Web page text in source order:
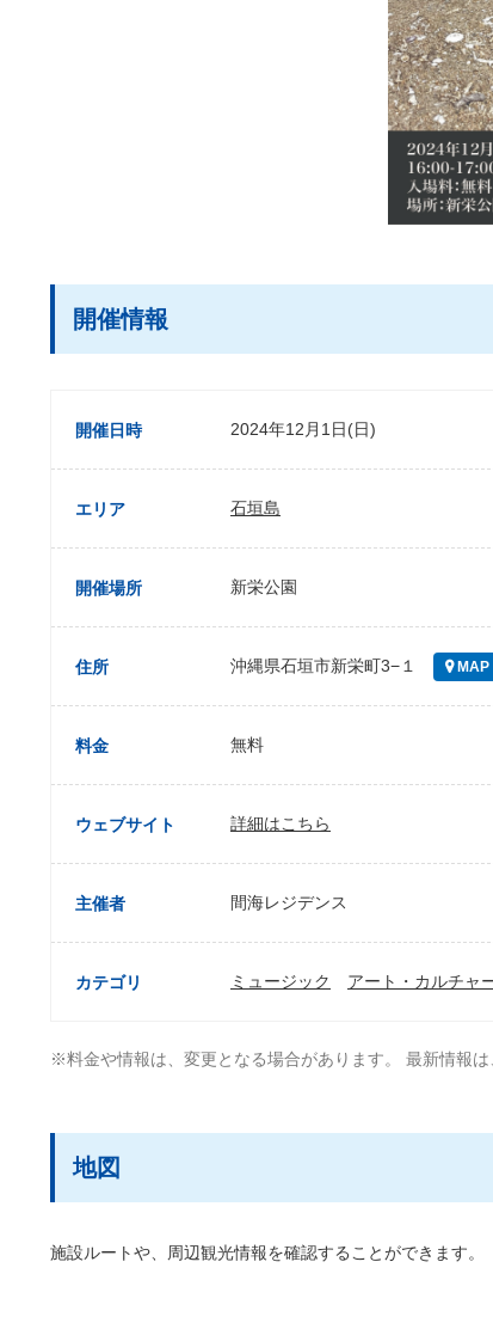
開催情報
開催日時 2024年12月1日(日)
エリア 石垣島
開催場所 新栄公園
住所 沖縄県石垣市新栄町3−１ MAP
料金 無料
ウェブサイト 詳細はこちら
主催者 間海レジデンス
カテゴリ ミュージック アート・カルチャ
※料金や情報は、変更となる場合があります。 最新情報は
地図
施設ルートや、周辺観光情報を確認することができます。